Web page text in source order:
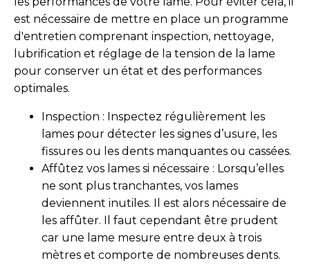
est nécessaire de mettre en place un programme
d'entretien comprenant inspection, nettoyage,
lubrification et réglage de la tension de la lame
pour conserver un état et des performances
optimales.
Inspection : Inspectez régulièrement les
lames pour détecter les signes d’usure, les
fissures ou les dents manquantes ou cassées.
Affûtez vos lames si nécessaire : Lorsqu’elles
ne sont plus tranchantes, vos lames
deviennent inutiles. Il est alors nécessaire de
les affûter. Il faut cependant être prudent
car une lame mesure entre deux à trois
mètres et comporte de nombreuses dents.